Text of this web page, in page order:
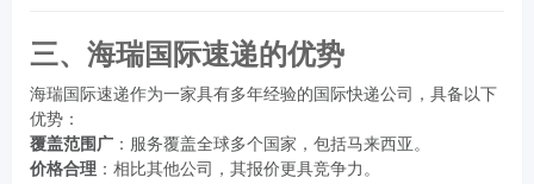
三、海瑞国际速递的优势
海瑞国际速递作为一家具有多年经验的国际快递公司，具备以下
优势：
覆盖范围广 ：服务覆盖全球多个国家，包括马来西亚。
价格合理 ：相比其他公司，其报价更具竞争力。